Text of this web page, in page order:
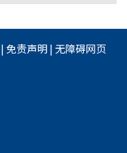
|免责声明|无障碍网页